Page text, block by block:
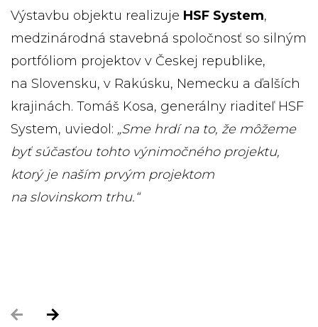
Výstavbu objektu realizuje HSF System,
medzinárodná stavebná spoločnosť so silným
portfóliom projektov v Českej republike,
na Slovensku, v Rakúsku, Nemecku a ďalších
krajinách. Tomáš Kosa, generálny riaditeľ HSF
System, uviedol: „Sme hrdí na to, že môžeme
byť súčasťou tohto výnimočného projektu,
ktorý je naším prvým projektom
na slovinskom trhu.“